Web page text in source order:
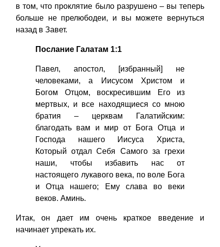
в том, что проклятие было разрушено – вы теперь
больше не прелюбодеи, и вы можете вернуться
назад в Завет.
Послание Галатам 1:1
Павел, апостол, [избранный] не
человеками, а Иисусом Христом и
Богом Отцом, воскресившим Его из
мертвых, и все находящиеся со мною
братия – церквам Галатийским:
благодать вам и мир от Бога Отца и
Господа нашего Иисуса Христа,
Который отдал Себя Самого за грехи
наши, чтобы избавить нас от
настоящего лукавого века, по воле Бога
и Отца нашего; Ему слава во веки
веков. Аминь.
Итак, он дает им очень краткое введение и
начинает упрекать их.